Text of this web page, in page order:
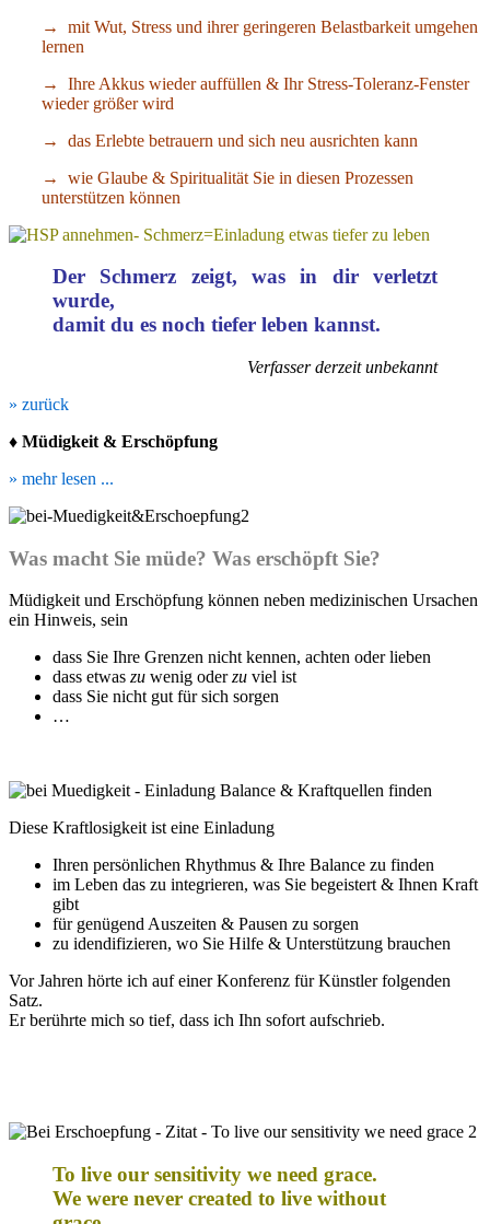
→ mit Wut, Stress und ihrer geringeren Belastbarkeit umgehen
lernen
→ Ihre Akkus wieder auffüllen & Ihr Stress-Toleranz-Fenster
wieder größer wird
→ das Erlebte betrauern und sich neu ausrichten kann
→ wie Glaube & Spiritualität Sie in diesen Prozessen
unterstützen können
Der Schmerz zeigt, was in dir verletzt
wurde,
damit du es noch tiefer leben kannst.
Verfasser derzeit unbekannt
» zurück
♦ Müdigkeit & Erschöpfung
» mehr lesen ...
Was macht Sie müde? Was erschöpft Sie?
Müdigkeit und Erschöpfung können neben medizinischen Ursachen
ein Hinweis, sein
dass Sie Ihre Grenzen nicht kennen, achten oder lieben
dass etwas zu wenig oderzu viel ist
dass Sie nicht gut für sich sorgen
…
Diese Kraftlosigkeit ist eine Einladung
Ihren persönlichen Rhythmus & Ihre Balance zu finden
im Leben das zu integrieren, was Sie begeistert & Ihnen Kraft
gibt
für genügend Auszeiten & Pausen zu sorgen
zu idendifizieren, wo Sie Hilfe & Unterstützung brauchen
Vor Jahren hörte ich auf einer Konferenz für Künstler folgenden
Satz.
Er berührte mich so tief, dass ich Ihn sofort aufschrieb.
To live our sensitivity we need grace.
We were never created to live without